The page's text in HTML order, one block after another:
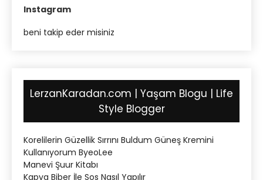
Instagram
beni takip eder misiniz
LerzanKaradan.com | Yaşam Blogu | Life
Style Blogger
Korelilerin Güzellik Sırrını Buldum Güneş Kremini
Kullanıyorum ByeoLee
Manevi Şuur Kitabı
Kapya Biber İle Sos Nasıl Yapılır